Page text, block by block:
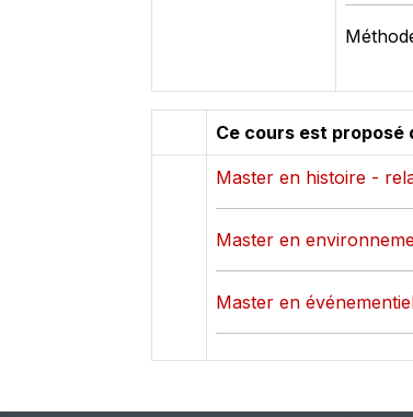
Ce cours est proposé
Master en histoire -
Master en
Master en